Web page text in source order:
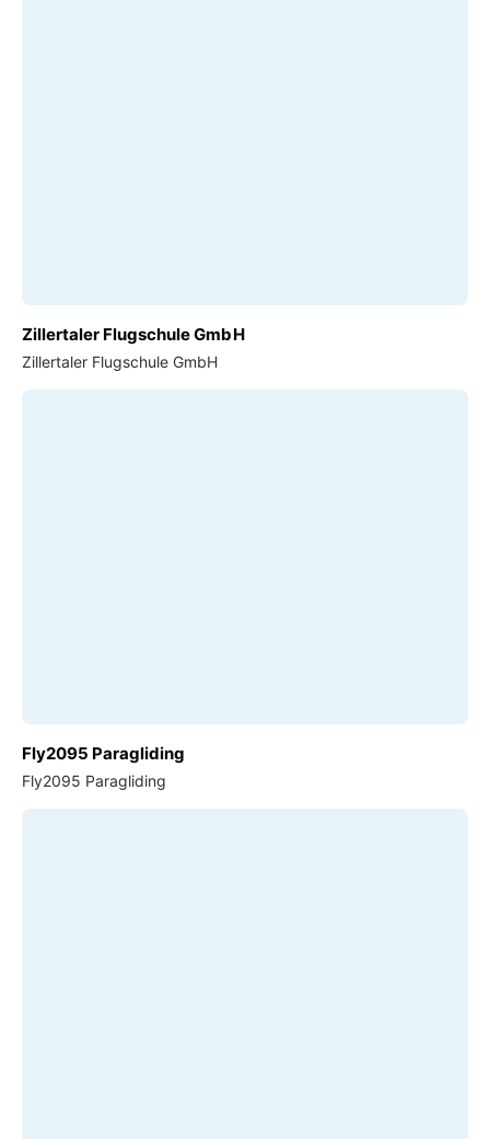
Zillertaler Flugschule GmbH
Zillertaler Flugschule GmbH
Fly2095 Paragliding
Fly2095 Paragliding